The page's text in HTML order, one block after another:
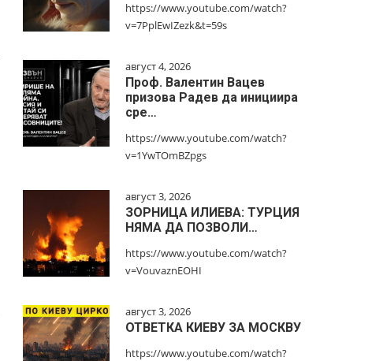
https://www.youtube.com/watch?
v=7PplEwIZezk&t=59s
август 4, 2026
Проф. Валентин Вацев
призова Радев да инициира
сре…
https://www.youtube.com/watch?
v=1YwTOmBZpgs
август 3, 2026
ЗОРНИЦА ИЛИЕВА: ТУРЦИЯ
НЯМА ДА ПОЗВОЛИ…
https://www.youtube.com/watch?
v=VouvaznEOHI
август 3, 2026
ОТВЕТКА КИЕВУ ЗА МОСКВУ
https://www.youtube.com/watch?